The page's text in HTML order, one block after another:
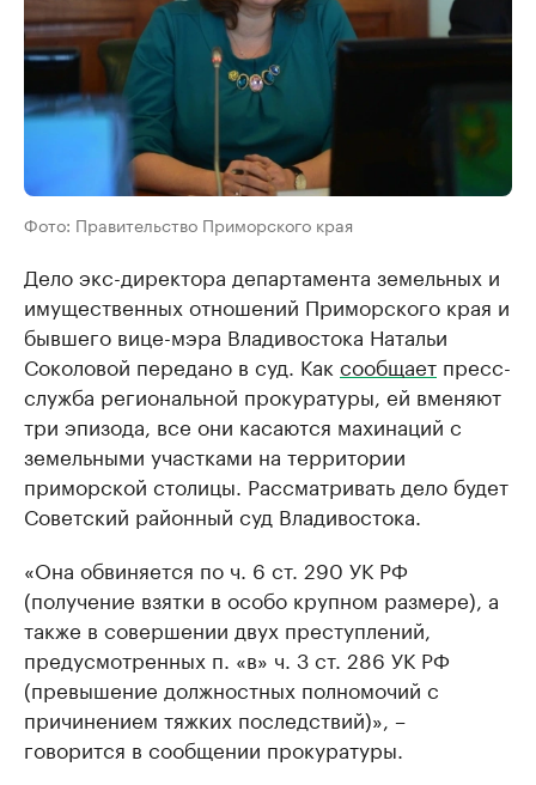
Фото: Правительство Приморского края
Дело экс-директора департамента земельных и
имущественных отношений Приморского края и
бывшего вице-мэра Владивостока Натальи
Соколовой передано в суд. Как сообщает пресс-
служба региональной прокуратуры, ей вменяют
три эпизода, все они касаются махинаций с
земельными участками на территории
приморской столицы. Рассматривать дело будет
Советский районный суд Владивостока.
«Она обвиняется по ч. 6 ст. 290 УК РФ
(получение взятки в особо крупном размере), а
также в совершении двух преступлений,
предусмотренных п. «в» ч. 3 ст. 286 УК РФ
(превышение должностных полномочий с
причинением тяжких последствий)», –
говорится в сообщении прокуратуры.